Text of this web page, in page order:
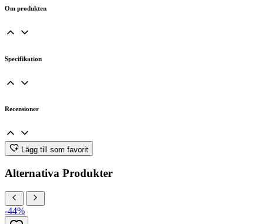
Om produkten
Specifikation
Recensioner
Lägg till som favorit
Alternativa Produkter
-44%